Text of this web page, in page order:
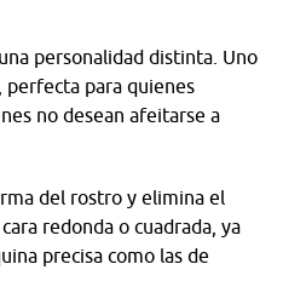
personalidad distinta. Uno
perfecta para quienes
no desean afeitarse a
del rostro y elimina el
redonda o cuadrada, ya
precisa como las de